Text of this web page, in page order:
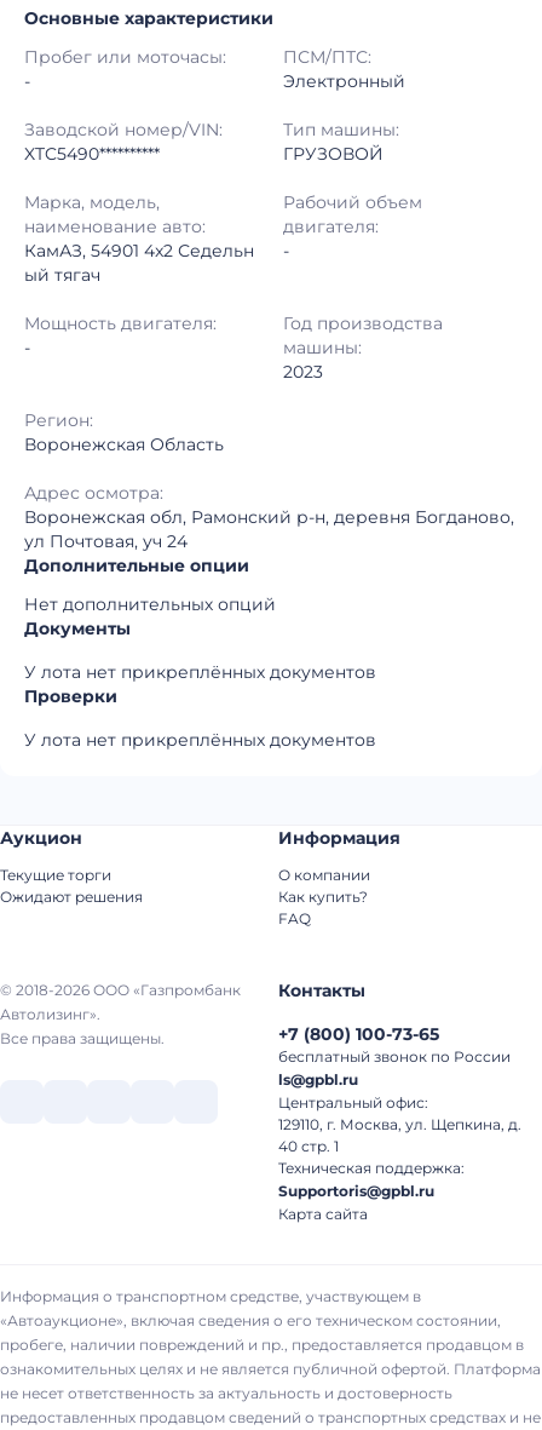
Начало торгов: 03.08.2026, 10:18 МСК
10.08.2026, 10:18 МСК
Тип аукциона: Открытые торги
Шаг торгов: 50 000 ₽
Кол-во ставок:
Регион: Воронежская Область
Основные характеристики
Пробег или моточасы:
-
ПСМ/ПТС:
Электронный
Заводской номер/VIN:
XTC5490**********
Тип машины:
ГРУЗОВОЙ
Марка, модель,
наименование авто:
КамАЗ, 54901 4x2 Седельн
ый тягач
Рабочий объем
двигателя:
-
Мощность двигателя:
-
Год производства
машины:
2023
Регион:
Воронежская Область
Адрес осмотра:
Воронежская обл, Рамонский р-н, деревня Богданово,
ул Почтовая, уч 24
Дополнительные опции
Нет дополнительных опций
Документы
У лота нет прикреплённых документов
Проверки
У лота нет прикреплённых документов
© 2018-2026 ООО «Газпромбанк
Автолизинг».
Все права защищены.
Аукцион
Текущие торги
Ожидают решения
Информация
О компании
Как купить?
FAQ
Контакты
+7 (800) 100-73-65
бесплатный звонок по России
ls@gpbl.ru
Центральный офис:
129110, г. Москва, ул. Щепкина, д.
40 стр. 1
Техническая поддержка:
Supportoris@gpbl.ru
Карта сайта
Информация о транспортном средстве, участвующем в
«Автоаукционе», включая сведения о его техническом состоянии,
пробеге, наличии повреждений и пр., предоставляется продавцом в
ознакомительных целях и не является публичной офертой. Платформа
не несет ответственность за актуальность и достоверность
предоставленных продавцом сведений о транспортных средствах и не